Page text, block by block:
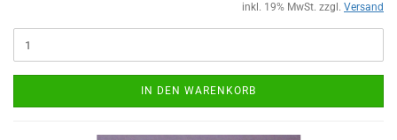
inkl. 19% MwSt. zzgl. Versand
IN DEN WARENKORB